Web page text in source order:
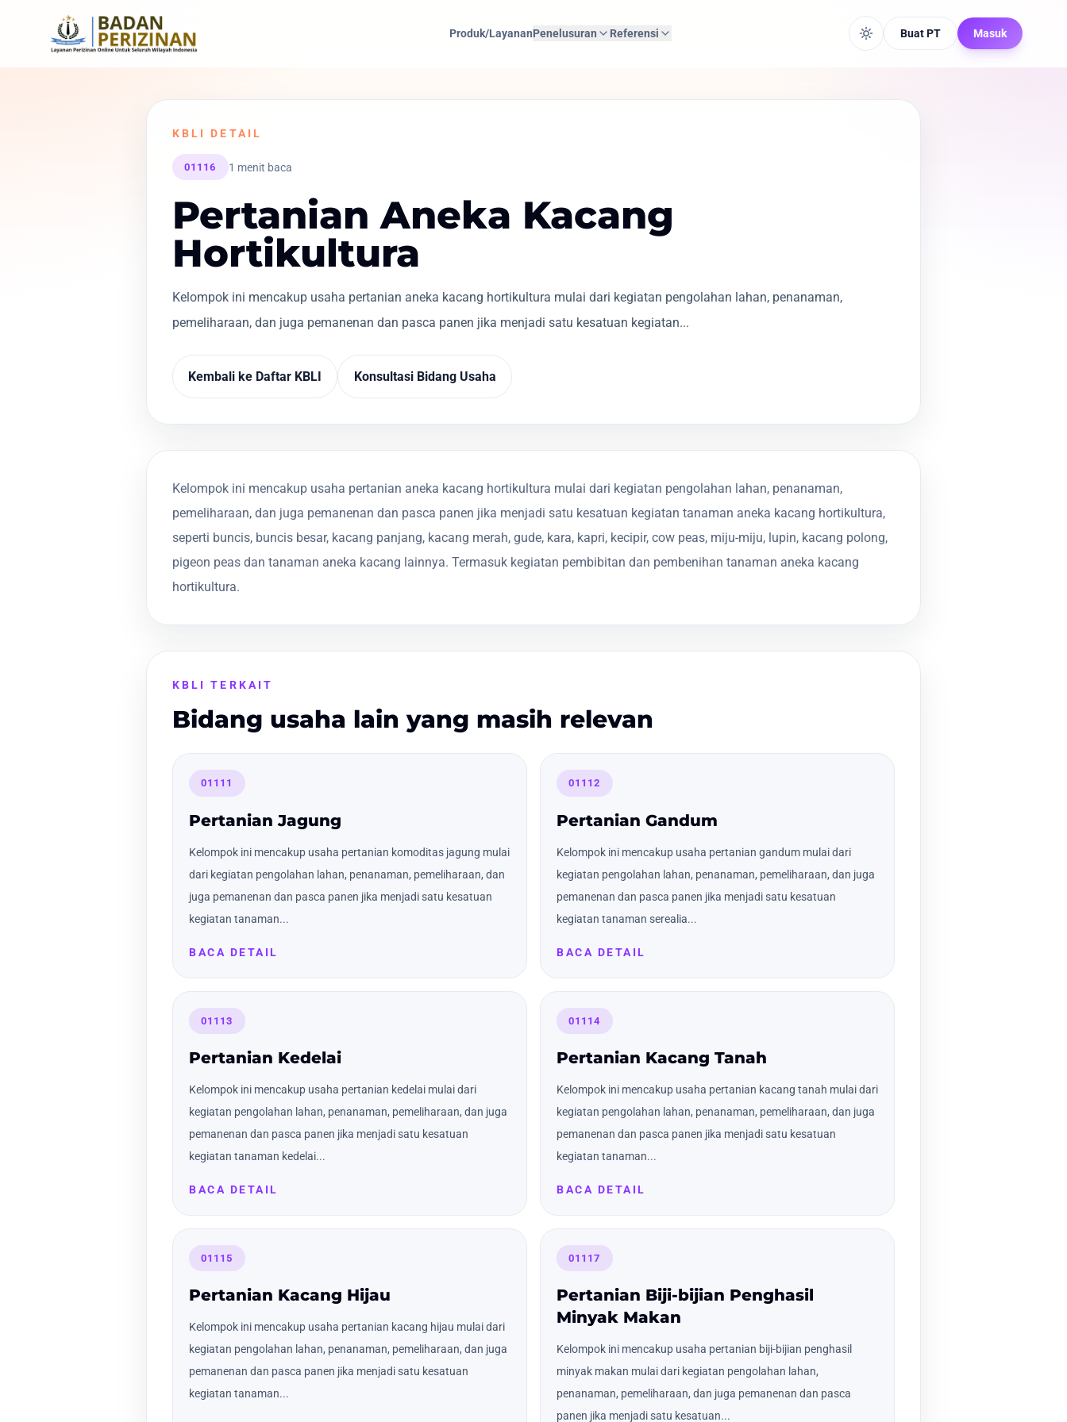
Produk/LayananPenelusuran Referensi Buat PT Masuk
KBLI DETAIL
01116 1 menit baca
Pertanian Aneka Kacang
Hortikultura
Kelompok ini mencakup usaha pertanian aneka kacang hortikultura mulai dari kegiatan pengolahan lahan, penanaman,
pemeliharaan, dan juga pemanenan dan pasca panen jika menjadi satu kesatuan kegiatan...
Kembali ke Daftar KBLI Konsultasi Bidang Usaha
Kelompok ini mencakup usaha pertanian aneka kacang hortikultura mulai dari kegiatan pengolahan lahan, penanaman,
pemeliharaan, dan juga pemanenan dan pasca panen jika menjadi satu kesatuan kegiatan tanaman aneka kacang hortikultura,
seperti buncis, buncis besar, kacang panjang, kacang merah, gude, kara, kapri, kecipir, cow peas, miju-miju, lupin, kacang polong,
pigeon peas dan tanaman aneka kacang lainnya. Termasuk kegiatan pembibitan dan pembenihan tanaman aneka kacang
hortikultura.
KBLI TERKAIT
Bidang usaha lain yang masih relevan
01111
Pertanian Jagung
Kelompok ini mencakup usaha pertanian komoditas jagung mulai
dari kegiatan pengolahan lahan, penanaman, pemeliharaan, dan
juga pemanenan dan pasca panen jika menjadi satu kesatuan
kegiatan tanaman...
BACA DETAIL
01112
Pertanian Gandum
Kelompok ini mencakup usaha pertanian gandum mulai dari
kegiatan pengolahan lahan, penanaman, pemeliharaan, dan juga
pemanenan dan pasca panen jika menjadi satu kesatuan
kegiatan tanaman serealia...
BACA DETAIL
01113
Pertanian Kedelai
Kelompok ini mencakup usaha pertanian kedelai mulai dari
kegiatan pengolahan lahan, penanaman, pemeliharaan, dan juga
pemanenan dan pasca panen jika menjadi satu kesatuan
kegiatan tanaman kedelai...
BACA DETAIL
01114
Pertanian Kacang Tanah
Kelompok ini mencakup usaha pertanian kacang tanah mulai dari
kegiatan pengolahan lahan, penanaman, pemeliharaan, dan juga
pemanenan dan pasca panen jika menjadi satu kesatuan
kegiatan tanaman...
BACA DETAIL
01115
Pertanian Kacang Hijau
Kelompok ini mencakup usaha pertanian kacang hijau mulai dari
kegiatan pengolahan lahan, penanaman, pemeliharaan, dan juga
pemanenan dan pasca panen jika menjadi satu kesatuan
kegiatan tanaman...
01117
Pertanian Biji-bijian Penghasil
Minyak Makan
Kelompok ini mencakup usaha pertanian biji-bijian penghasil
minyak makan mulai dari kegiatan pengolahan lahan,
penanaman, pemeliharaan, dan juga pemanenan dan pasca
panen jika menjadi satu kesatuan...